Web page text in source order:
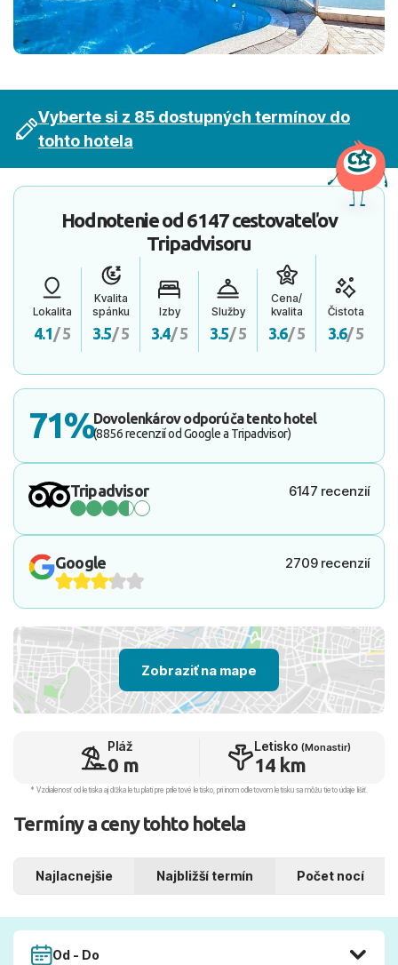
Vyberte si z 85 dostupných termínov do
tohto hotela
Hodnotenie od 6147 cestovateľov
Tripadvisoru
Lokalita
4.1/ 5
Kvalita
spánku
3.5/ 5
Izby
3.4/ 5
Služby
3.5/ 5
Cena/
kvalita
3.6/ 5
Čistota
3.6/ 5
71%Dovolenkárov odporúča tento hotel
(8856 recenzií od Google a Tripadvisor)
Tripadvisor 6147 recenzií
Google 2709 recenzií
Zobraziť na mape
Pláž
0 m
Letisko (Monastir)
14 km
* Vzdialenosť od letiska aj dľžka letu platí pre príletové letisko, pri inom odletovom letisku sa môžu tieto údaje líšiť.
Termíny a ceny tohto hotela
Najlacnejšie Najbližší termín Počet nocí
Od - Do